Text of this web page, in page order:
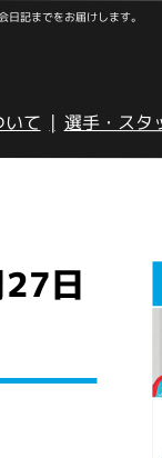
記までをお届けします。
いて 選手・スタ
日